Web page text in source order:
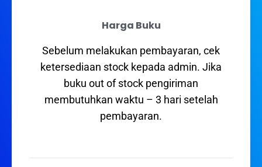
Harga Buku
Sebelum melakukan pembayaran, cek
ketersediaan stock kepada admin. Jika
buku out of stock pengiriman
membutuhkan waktu – 3 hari setelah
pembayaran.